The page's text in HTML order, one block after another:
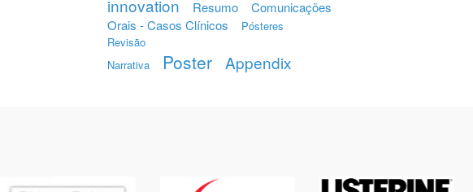
innovation
Resumo
Comunicações
Orais - Casos Clínicos
Pósteres
Revisão
Narrativa
Poster Appendix